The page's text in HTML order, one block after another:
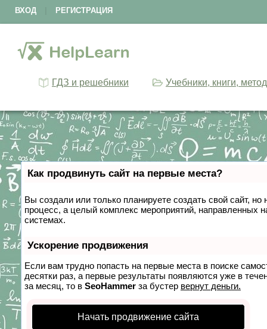
ВХОД РЕГИСТРАЦИЯ
ГДЗ и решебники Учебники, книги,
Как продвинуть сайт на первые места?
Вы создали или только планируете создать свой сайт,
процесс, а целый комплекс мероприятий, направленных
системах.
Ускорение продвижения
Если вам трудно попасть на первые места в поиске
десятки раз, а первые результаты появляются уже в
за месяц, то в SeoHammer за бустер вернут деньги.
Начать продвижение сайта